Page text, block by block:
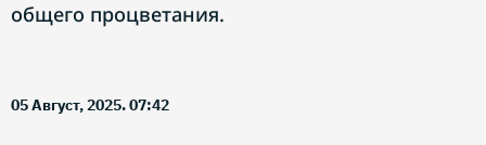
общего процветания.
05 Август, 2025. 07:42